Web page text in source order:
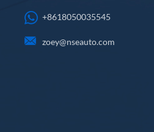
+8618050035545
zoey@nseauto.com